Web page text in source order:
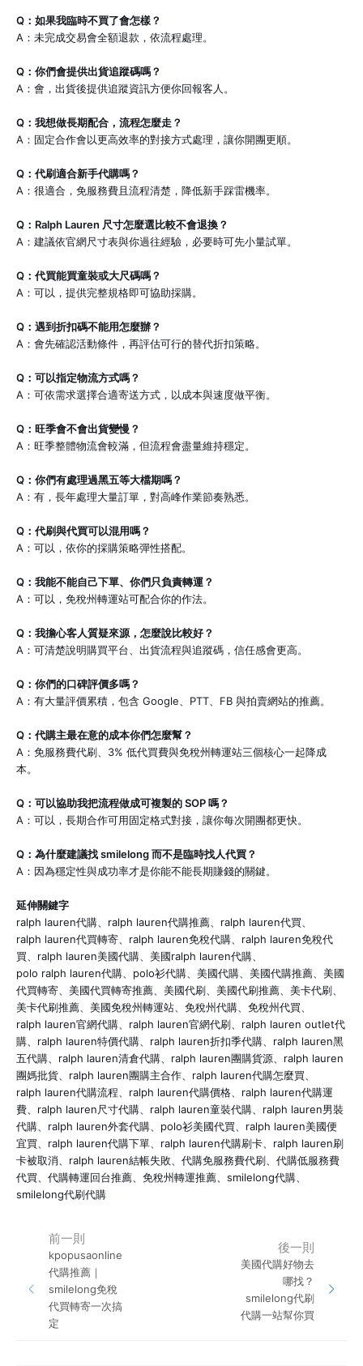
Q：如果我臨時不買了會怎樣？
A：未完成交易會全額退款，依流程處理。
Q：你們會提供出貨追蹤碼嗎？
A：會，出貨後提供追蹤資訊方便你回報客人。
Q：我想做長期配合，流程怎麼走？
A：固定合作會以更高效率的對接方式處理，讓你開團更順。
Q：代刷適合新手代購嗎？
A：很適合，免服務費且流程清楚，降低新手踩雷機率。
Q：Ralph Lauren 尺寸怎麼選比較不會退換？
A：建議依官網尺寸表與你過往經驗，必要時可先小量試單。
Q：代買能買童裝或大尺碼嗎？
A：可以，提供完整規格即可協助採購。
Q：遇到折扣碼不能用怎麼辦？
A：會先確認活動條件，再評估可行的替代折扣策略。
Q：可以指定物流方式嗎？
A：可依需求選擇合適寄送方式，以成本與速度做平衡。
Q：旺季會不會出貨變慢？
A：旺季整體物流會較滿，但流程會盡量維持穩定。
Q：你們有處理過黑五等大檔期嗎？
A：有，長年處理大量訂單，對高峰作業節奏熟悉。
Q：代刷與代買可以混用嗎？
A：可以，依你的採購策略彈性搭配。
Q：我能不能自己下單、你們只負責轉運？
A：可以，免稅州轉運站可配合你的作法。
Q：我擔心客人質疑來源，怎麼說比較好？
A：可清楚說明購買平台、出貨流程與追蹤碼，信任感會更高。
Q：你們的口碑評價多嗎？
A：有大量評價累積，包含 Google、PTT、FB 與拍賣網站的推薦。
Q：代購主最在意的成本你們怎麼幫？
A：免服務費代刷、3% 低代買費與免稅州轉運站三個核心一起降成
本。
Q：可以協助我把流程做成可複製的 SOP 嗎？
A：可以，長期合作可用固定格式對接，讓你每次開團都更快。
Q：為什麼建議找 smilelong 而不是臨時找人代買？
A：因為穩定性與成功率才是你能不能長期賺錢的關鍵。
延伸關鍵字
ralph lauren代購、ralph lauren代購推薦、ralph lauren代買、
ralph lauren代買轉寄、ralph lauren免稅代購、ralph lauren免稅代
買、ralph lauren美國代購、美國ralph lauren代購、
polo ralph lauren代購、polo衫代購、美國代購、美國代購推薦、美國
代買轉寄、美國代買轉寄推薦、美國代刷、美國代刷推薦、美卡代刷、
美卡代刷推薦、美國免稅州轉運站、免稅州代購、免稅州代買、
ralph lauren官網代購、ralph lauren官網代刷、ralph lauren outlet代
購、ralph lauren特價代購、ralph lauren折扣季代購、ralph lauren黑
五代購、ralph lauren清倉代購、ralph lauren團購貨源、ralph lauren
團媽批貨、ralph lauren團購主合作、ralph lauren代購怎麼買、
ralph lauren代購流程、ralph lauren代購價格、ralph lauren代購運
費、ralph lauren尺寸代購、ralph lauren童裝代購、ralph lauren男裝
代購、ralph lauren外套代購、polo衫美國代買、ralph lauren美國便
宜買、ralph lauren代購下單、ralph lauren代購刷卡、ralph lauren刷
卡被取消、ralph lauren結帳失敗、代購免服務費代刷、代購低服務費
代買、代購轉運回台推薦、免稅州轉運推薦、smilelong代購、
smilelong代刷代購
前一則
kpopusaonline
代購推薦｜
smilelong免稅
代買轉寄一次搞
定
後一則
美國代購好物去
哪找？
smilelong代刷
代購一站幫你買